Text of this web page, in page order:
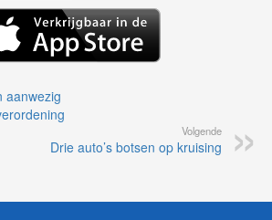
aanwezig
Volgende
Drie auto’s botsen op kruising